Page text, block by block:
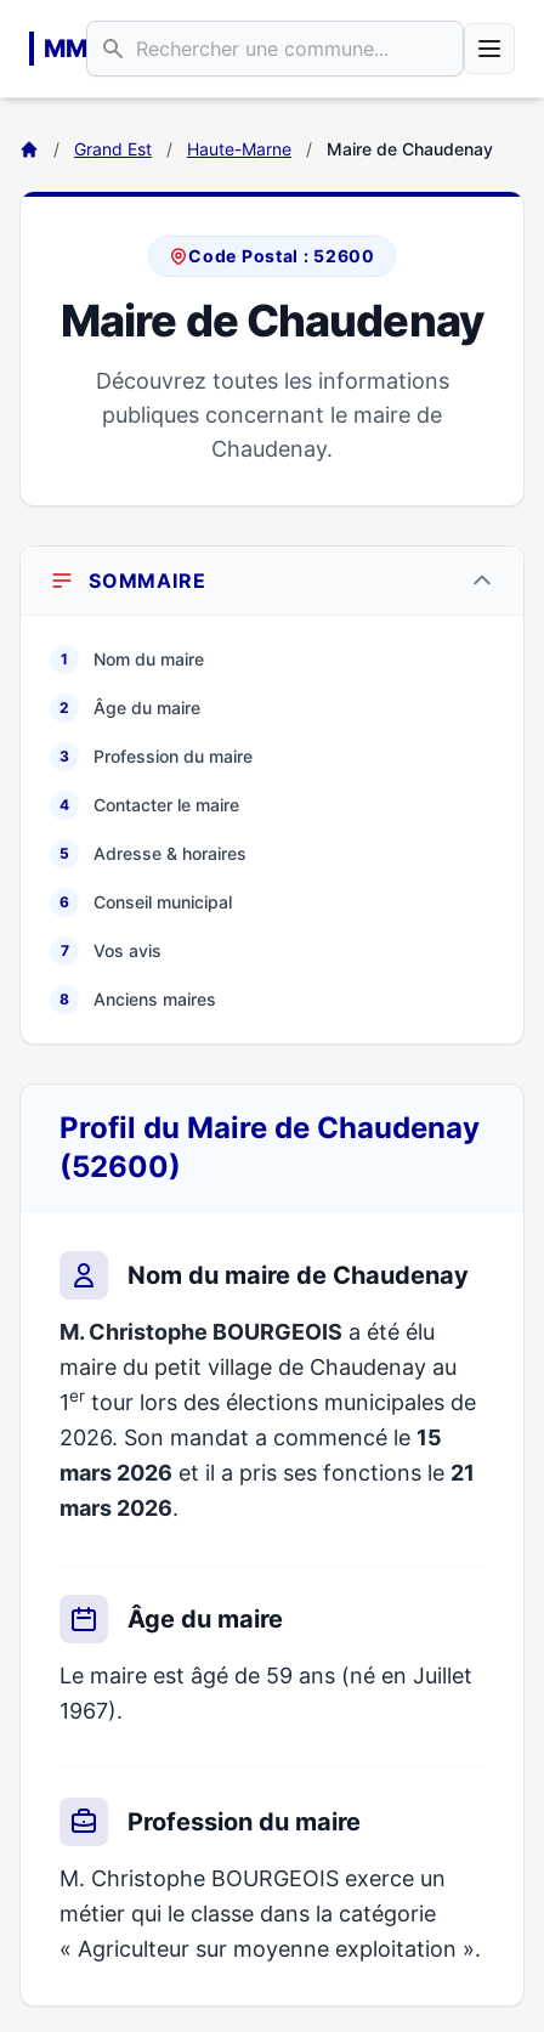
MM
/ Grand Est / Haute-Marne / Maire de Chaudenay
Code Postal : 52600
Maire de Chaudenay
Découvrez toutes les informations
publiques concernant le maire de
Chaudenay.
SOMMAIRE
1 Nom du maire
2 Âge du maire
3 Profession du maire
4 Contacter le maire
5 Adresse & horaires
6 Conseil municipal
7 Vos avis
8 Anciens maires
Profil du Maire de Chaudenay
(52600)
Nom du maire de Chaudenay
M. Christophe BOURGEOIS a été élu
maire du petit village de Chaudenay au
1er tour lors des élections municipales de
2026. Son mandat a commencé le 15
mars 2026 et il a pris ses fonctions le 21
mars 2026.
Âge du maire
Le maire est âgé de 59 ans (né en Juillet
1967).
Profession du maire
M. Christophe BOURGEOIS exerce un
métier qui le classe dans la catégorie
« Agriculteur sur moyenne exploitation ».